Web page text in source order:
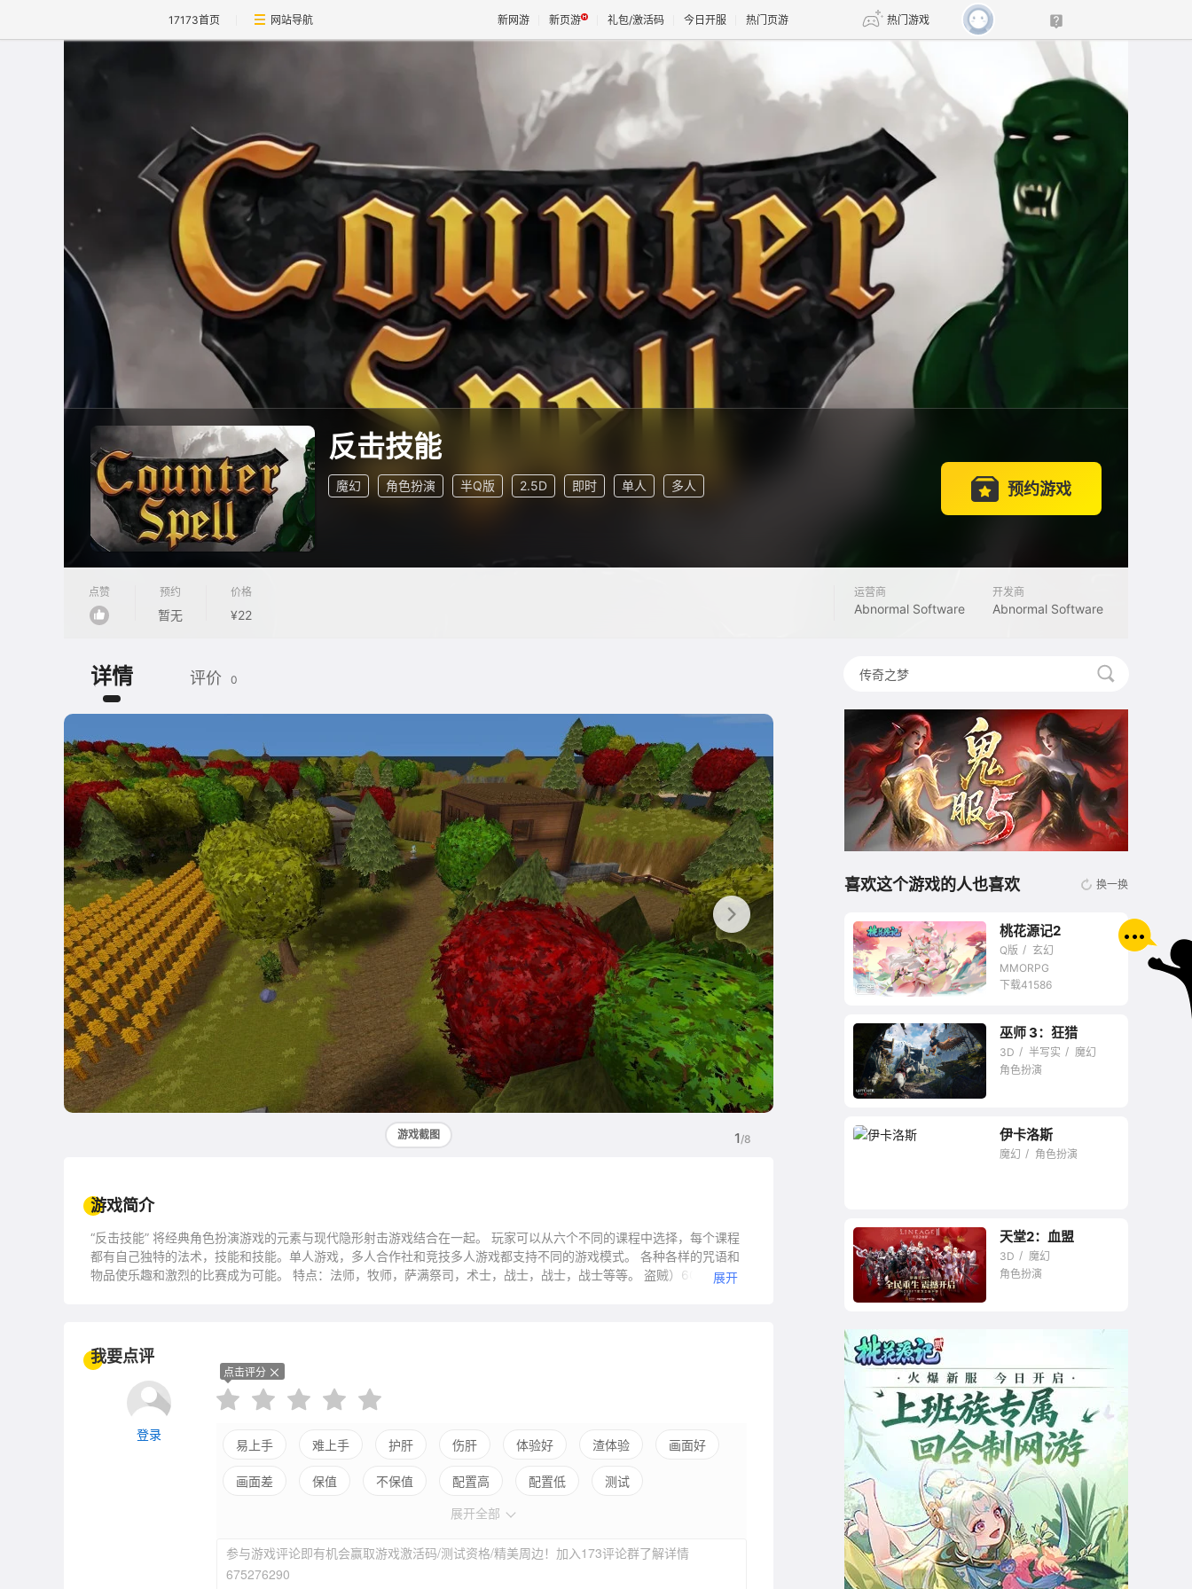
17173首页 网站导航 新网游 新页游 礼包/激活码 今日开服 热门页游 热门游戏
天堂 剑网3旗舰版 新天龙八部
王权与自由 诛仙世界 新仙侠5
反击技能
魔幻 角色扮演 半Q版 2.5D 即时 单人 多人 预约游戏
点赞 预约
暂无
价格
¥22
运营商
Abnormal Software
开发商
Abnormal Software
详情 评价 0
1/8
游戏截图
游戏简介
“反击技能” 将经典角色扮演游戏的元素与现代隐形射击游戏结合在一起。 玩家可以从六个不同的课程中选择，每个课程
都有自己独特的法术，技能和技能。单人游戏，多人合作社和竞技多人游戏都支持不同的游戏模式。 各种各样的咒语和
物品使乐趣和激烈的比赛成为可能。 特点：法师，牧师，萨满祭司，术士，战士，战士，战士等等。 盗贼）60+法术
展开
我要点评
登录
点击评分
易上手 难上手 护肝 伤肝 体验好 渣体验 画面好
画面差 保值 不保值 配置高 配置低
测试
展开全部
参与游戏评论即有机会赢取游戏激活码/测试资格/精美周边！加入173评论群了解详情
675276290
喜欢这个游戏的人也喜欢 换一换
无商城开放交易回合
网游
桃花源记2
Q版
玄幻
MMORPG
下载41586
最卓越的RPG之一
巫师 3：狂猎
3D 半写实
魔幻
角色扮演
拯救公主击退远古恶
魔冒险之旅
伊卡洛斯
魔幻 角色扮演
天堂2：血盟
3D
魔幻
角色扮演